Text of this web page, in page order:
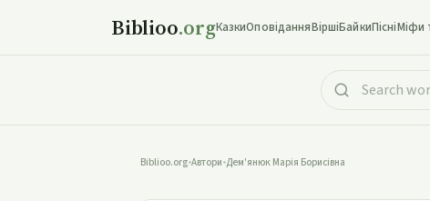
Biblioo.orgКазкиОповіданняВіршіБайкиПісніМіфи
Biblioo.org•Автори•Дем'янюк Марія Борисівна